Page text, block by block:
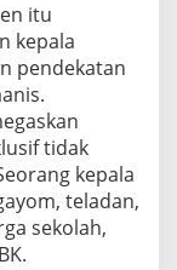
itu
kepala
pendekatan
tidak
kepala
teladan,
sekolah,